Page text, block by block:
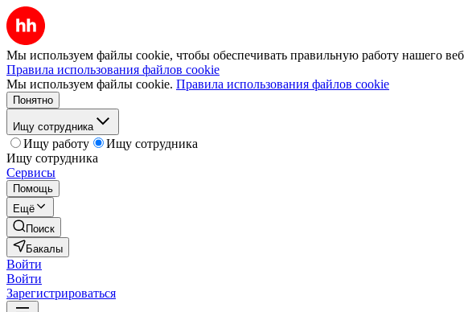
Мы используем файлы cookie, чтобы обеспечивать правильную работу нашего
Правила использования файлов cookie
Мы используем файлы cookie. Правила использования файлов cookie
Понятно
Ищу сотрудника
Ищу работу
Ищу сотрудника
Ищу сотрудника
Сервисы
Помощь
Ещё
Поиск
Бакалы
Войти
Войти
Зарегистрироваться